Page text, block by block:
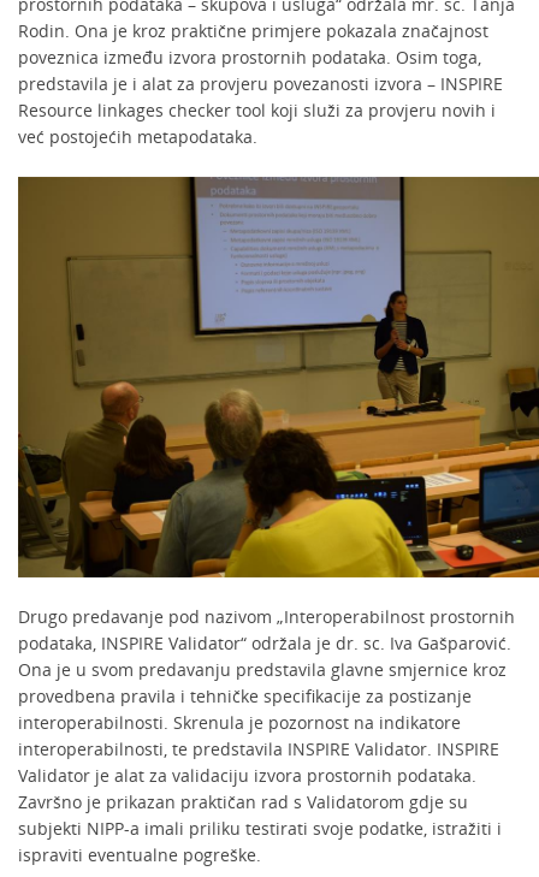
Rodin. Ona je kroz praktične primjere pokazala značajnost
poveznica između izvora prostornih podataka. Osim toga,
predstavila je i alat za provjeru povezanosti izvora – INSPIRE
Resource linkages checker tool koji služi za provjeru novih i
već postojećih metapodataka.
Drugo predavanje pod nazivom „Interoperabilnost prostornih
podataka, INSPIRE Validator“ održala je dr. sc. Iva Gašparović.
Ona je u svom predavanju predstavila glavne smjernice kroz
provedbena pravila i tehničke specifikacije za postizanje
interoperabilnosti. Skrenula je pozornost na indikatore
interoperabilnosti, te predstavila INSPIRE Validator. INSPIRE
Validator je alat za validaciju izvora prostornih podataka.
Završno je prikazan praktičan rad s Validatorom gdje su
subjekti NIPP-a imali priliku testirati svoje podatke, istražiti i
ispraviti eventualne pogreške.